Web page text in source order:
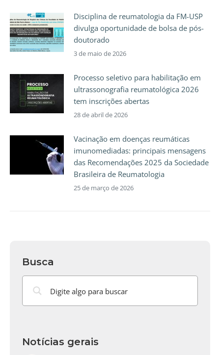
Disciplina de reumatologia da FM-USP
divulga oportunidade de bolsa de pós-
doutorado
3 de maio de 2026
Processo seletivo para habilitação em
ultrassonografia reumatológica 2026
tem inscrições abertas
28 de abril de 2026
Vacinação em doenças reumáticas
imunomediadas: principais mensagens
das Recomendações 2025 da Sociedade
Brasileira de Reumatologia
25 de março de 2026
Busca
Notícias gerais